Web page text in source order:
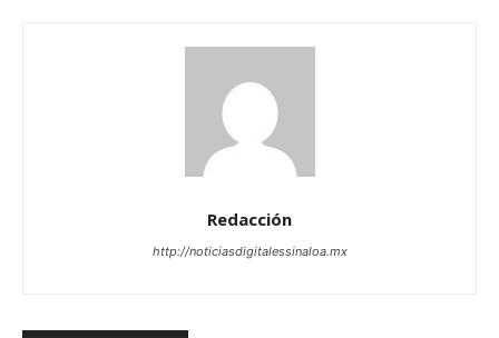
Redacción
http://noticiasdigitalessinaloa.mx